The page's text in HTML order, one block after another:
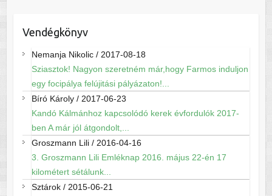
Vendégkönyv
Nemanja Nikolic/ 2017-08-18
Sziasztok! Nagyon szeretném már,hogy Farmos induljon
egy focipálya felújitási pályázaton!...
Bíró Károly/ 2017-06-23
Kandó Kálmánhoz kapcsolódó kerek évfordulók 2017-
ben A már jól átgondolt,...
Groszmann Lili/ 2016-04-16
3. Groszmann Lili Emléknap 2016. május 22-én 17
kilométert sétálunk...
Sztárok/ 2015-06-21